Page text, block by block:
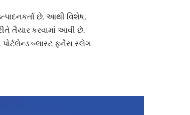
છે. આથી વિશેષ,
તૈયાર કરવામાં આવી છે.
બ્લાસ્ટ ફર્નેસ સ્લેગ